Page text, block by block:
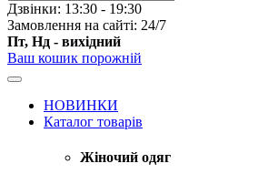
Дзвінки: 13:30 - 19:30
Замовлення на сайті: 24/7
Пт, Нд - вихідний
Ваш кошик порожній
НОВИНКИ
Каталог товарів
Жіночий одяг